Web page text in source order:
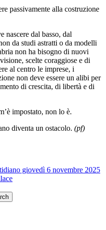
passivamente alla costruzione
nascere dal basso, dal
da studi astratti o da modelli
non ha bisogno di nuovi
scelte coraggiose e di
al centro le imprese, i
non deve essere un alibi per
di crescita, di libertà e di
impostato, non lo è.
diventa un ostacolo. (pf)
giovedì 6 novembre 2025